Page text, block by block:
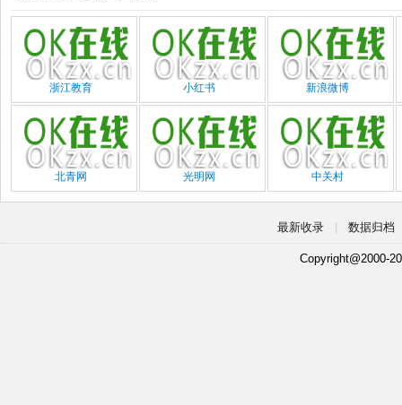
浙江教育 小红书 新浪微博
北青网 光明网 中关村
最新收录 数据归档
Copyright@2000-